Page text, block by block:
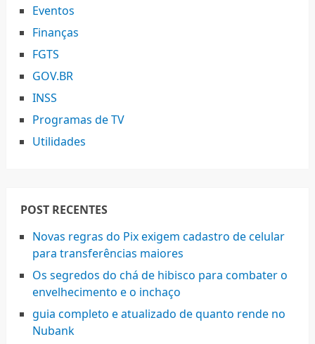
Eventos
Finanças
FGTS
GOV.BR
INSS
Programas de TV
Utilidades
POST RECENTES
Novas regras do Pix exigem cadastro de celular
para transferências maiores
Os segredos do chá de hibisco para combater o
envelhecimento e o inchaço
guia completo e atualizado de quanto rende no
Nubank